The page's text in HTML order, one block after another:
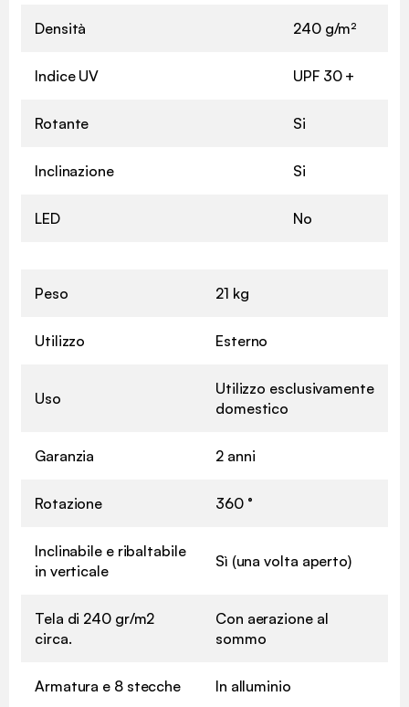
Densità 240 g/m²
Indice UV UPF 30 +
Rotante Si
Inclinazione Si
LED No
Peso 21 kg
Utilizzo Esterno
Uso
Utilizzo esclusivamente
domestico
Garanzia 2 anni
Rotazione 360 °
Inclinabile e ribaltabile
in verticale
Sì (una volta aperto)
Tela di 240 gr/m2
circa.
Con aerazione al
sommo
Armatura e 8 stecche In alluminio